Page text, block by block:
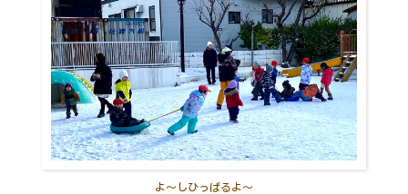
よ～しひっぱるよ～